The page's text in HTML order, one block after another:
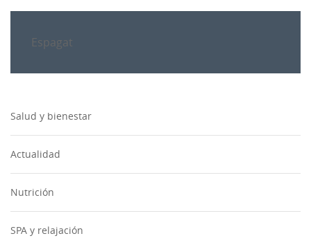
Espagat
Salud y bienestar
Actualidad
Nutrición
SPA y relajación